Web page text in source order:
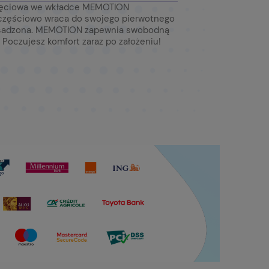
we wkładce MEMOTION
wraca do swojego pierwotnego
MEMOTION zapewnia swobodną
komfort zaraz po założeniu!